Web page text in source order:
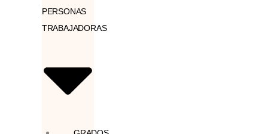
PERSONAS
TRABAJADORAS